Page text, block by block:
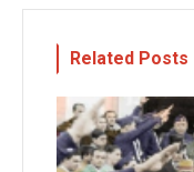
Related Posts